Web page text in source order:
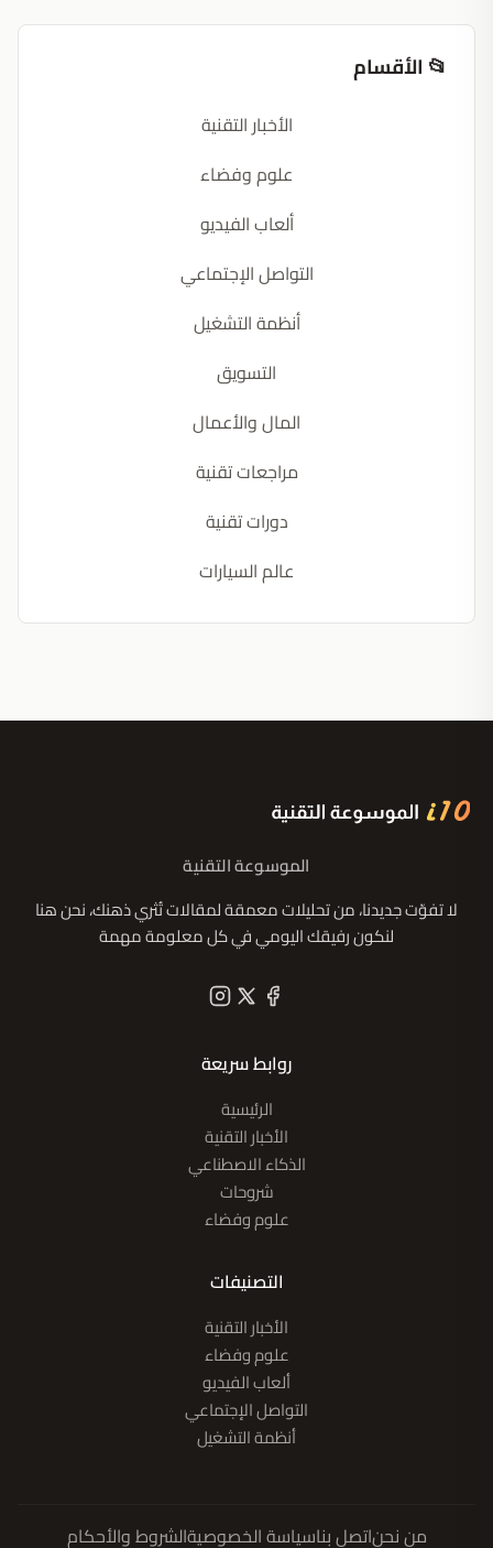
📂 الأقسام
الأخبار التقنية
علوم وفضاء
ألعاب الفيديو
التواصل الإجتماعي
أنظمة التشغيل
التسويق
المال والأعمال
مراجعات تقنية
دورات تقنية
عالم السيارات
الموسوعة التقنية
لا تفوّت جديدنا، من تحليلات معمقة لمقالات تُثري ذهنك، نحن هنا
لنكون رفيقك اليومي في كل معلومة مهمة
روابط سريعة
الرئيسية
الأخبار التقنية
الذكاء الاصطناعي
شروحات
علوم وفضاء
التصنيفات
الأخبار التقنية
علوم وفضاء
ألعاب الفيديو
التواصل الإجتماعي
أنظمة التشغيل
من نحناتصل بناسياسة الخصوصيةالشروط والأحكام